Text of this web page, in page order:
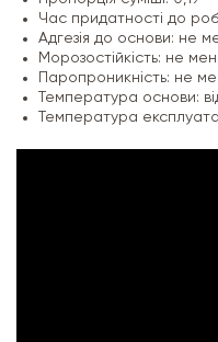
Час придатності до
Адгезія до основи: не
Морозостійкість: не
Температура основи:
Температура